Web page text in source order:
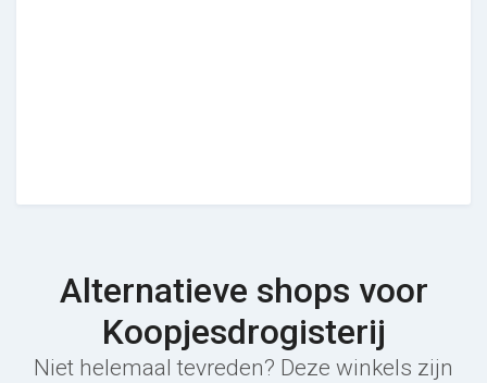
Alternatieve shops voor
Koopjesdrogisterij
Niet helemaal tevreden? Deze winkels zijn